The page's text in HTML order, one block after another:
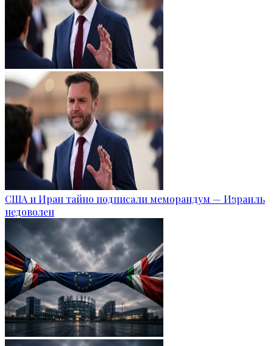
США и Иран тайно подписали меморандум — Израиль
недоволен